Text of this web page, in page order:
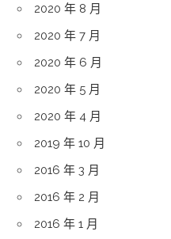
2020 年 8 月
2020 年 7 月
2020 年 6 月
2020 年 5 月
2020 年 4 月
2019 年 10 月
2016 年 3 月
2016 年 2 月
2016 年 1 月